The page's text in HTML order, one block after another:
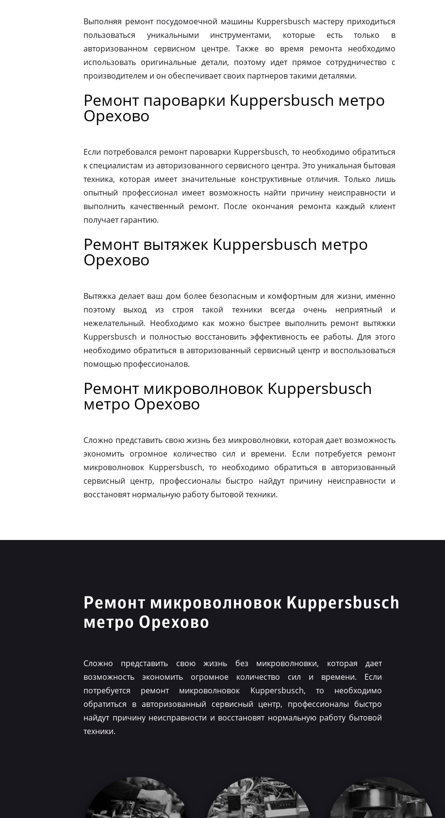
Выполняя ремонт посудомоечной машины Kuppersbusch мастеру приходиться
пользоваться уникальными инструментами, которые есть только в
авторизованном сервисном центре. Также во время ремонта необходимо
использовать оригинальные детали, поэтому идет прямое сотрудничество с
производителем и он обеспечивает своих партнеров такими деталями.
Ремонт пароварки Kuppersbusch метро
Орехово
Если потребовался ремонт пароварки Kuppersbusch, то необходимо обратиться
к специалистам из авторизованного сервисного центра. Это уникальная бытовая
техника, которая имеет значительные конструктивные отличия. Только лишь
опытный профессионал имеет возможность найти причину неисправности и
выполнить качественный ремонт. После окончания ремонта каждый клиент
получает гарантию.
Ремонт вытяжек Kuppersbusch метро
Орехово
Вытяжка делает ваш дом более безопасным и комфортным для жизни, именно
поэтому выход из строя такой техники всегда очень неприятный и
нежелательный. Необходимо как можно быстрее выполнить ремонт вытяжки
Kuppersbusch и полностью восстановить эффективность ее работы. Для этого
необходимо обратиться в авторизованный сервисный центр и воспользоваться
помощью профессионалов.
Ремонт микроволновок Kuppersbusch
метро Орехово
Сложно представить свою жизнь без микроволновки, которая дает возможность
экономить огромное количество сил и времени. Если потребуется ремонт
микроволновок Kuppersbusch, то необходимо обратиться в авторизованный
сервисный центр, профессионалы быстро найдут причину неисправности и
восстановят нормальную работу бытовой техники.
Ремонт микроволновок Kuppersbusch
метро Орехово
Сложно представить свою жизнь без микроволновки, которая дает
возможность экономить огромное количество сил и времени. Если
потребуется ремонт микроволновок Kuppersbusch, то необходимо
обратиться в авторизованный сервисный центр, профессионалы быстро
найдут причину неисправности и восстановят нормальную работу бытовой
техники.